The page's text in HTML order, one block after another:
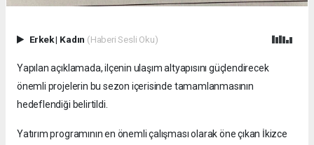
Erkek| Kadın (Haberi Sesli Oku)
Yapılan açıklamada, ilçenin ulaşım altyapısını güçlendirecek
önemli projelerin bu sezon içerisinde tamamlanmasının
hedeflendiği belirtildi.
Yatırım programının en önemli çalışması olarak öne çıkan İkizce